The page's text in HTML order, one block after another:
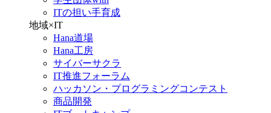
ITの担い手育成
地域×IT
Hana道場
Hana工房
サイバーサクラ
IT推進フォーラム
ハッカソン・プログラミングコンテスト
商品開発